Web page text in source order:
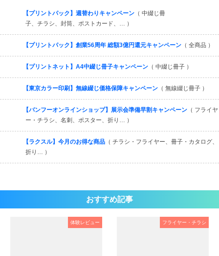
【プリントパック】週替わりキャンペーン （ 中綴じ冊
子、チラシ、封筒、ポストカード、… ）
【プリントパック】創業56周年 総額3億円還元キャンペーン （ 全商品 ）
【プリントネット】A4中綴じ冊子キャンペーン （ 中綴じ冊子 ）
【東京カラー印刷】無線綴じ価格保障キャンペーン （ 無線綴じ冊子 ）
【バンフーオンラインショップ】展示会準備早割キャンペーン （ フライヤ
ー・チラシ、名刺、ポスター、折り… ）
【ラクスル】今月のお得な商品 （ チラシ・フライヤー、冊子・カタログ、
折り… ）
おすすめ記事
体験レビュー フライヤー・チラシ